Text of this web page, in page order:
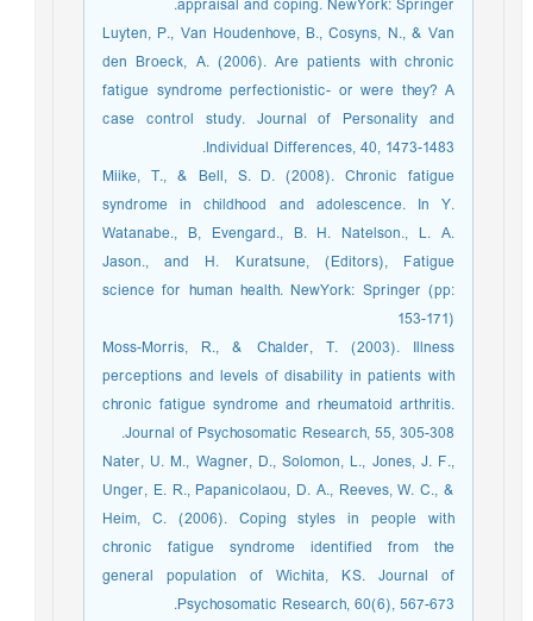
appraisal and coping. NewYork: Springer.
Luyten, P., Van Houdenhove, B., Cosyns, N., & Van
den Broeck, A. (2006). Are patients with chronic
fatigue syndrome perfectionistic- or were they? A
case control study. Journal of Personality and
Individual Differences, 40, 1473-1483.
Miike, T., & Bell, S. D. (2008). Chronic fatigue
syndrome in childhood and adolescence. In Y.
Watanabe., B, Evengard., B. H. Natelson., L. A.
Jason., and H. Kuratsune, (Editors), Fatigue
science for human health. NewYork: Springer (pp:
153-171)
Moss-Morris, R., & Chalder, T. (2003). Illness
perceptions and levels of disability in patients with
chronic fatigue syndrome and rheumatoid arthritis.
Journal of Psychosomatic Research, 55, 305-308.
Nater, U. M., Wagner, D., Solomon, L., Jones, J. F.,
Unger, E. R., Papanicolaou, D. A., Reeves, W. C., &
Heim, C. (2006). Coping styles in people with
chronic fatigue syndrome identified from the
general population of Wichita, KS. Journal of
Psychosomatic Research, 60(6), 567-673.